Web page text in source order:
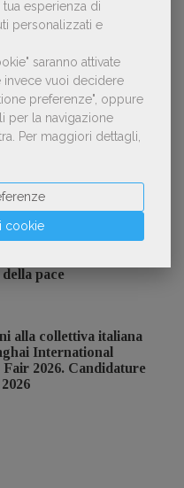
esperienza di
personalizzati e
saranno attivate
invece vuoi decidere
preferenze", oppure
per la navigazione
Per maggiori dettagli,
cookie
aggiunto
Musmeci, product
apre le
pace
alla collettiva italiana
International
2026. Candidature